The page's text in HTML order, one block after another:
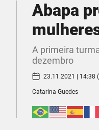
Abapa
A primeira
dezembro
23.11.2021 | 14:38
Catarina Guedes